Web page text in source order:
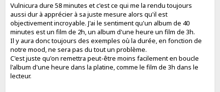
Vulnicura dure 58 minutes et c'est ce qui me la rendu toujours
aussi dur à apprécier à sa juste mesure alors qu'il est
objectivement incroyable. J'ai le sentiment qu'un album de 40
minutes est un film de 2h, un album d'une heure un film de 3h.
Il y aura donc toujours des exemples où la durée, en fonction de
notre mood, ne sera pas du tout un problème.
C'est juste qu'on remettra peut-être moins facilement en boucle
l'album d'une heure dans la platine, comme le film de 3h dans le
lecteur.